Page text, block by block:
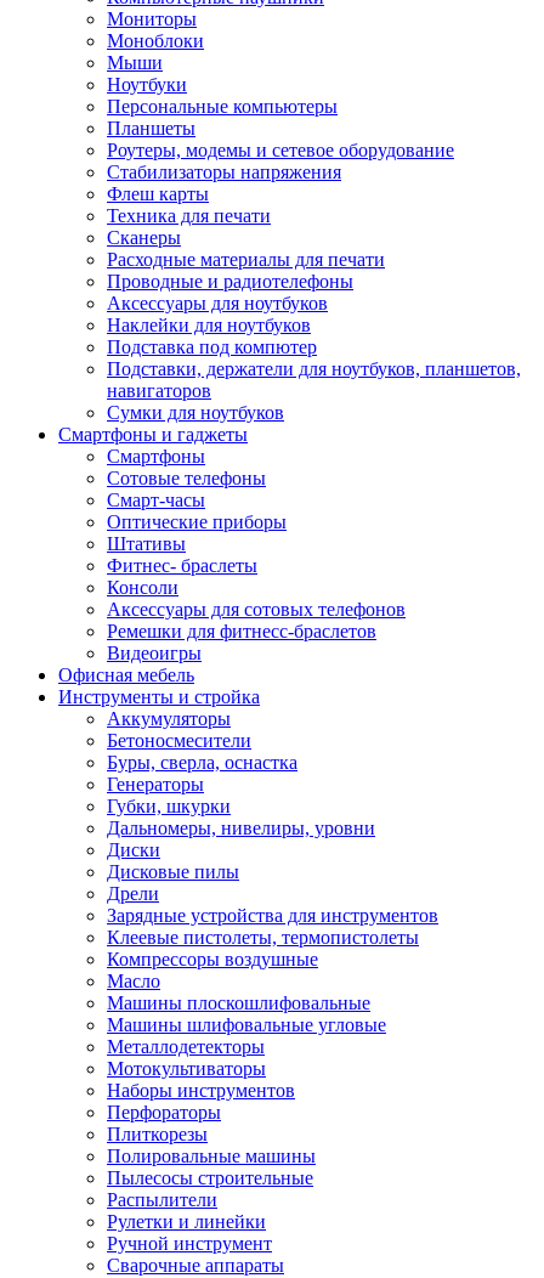
Мониторы
Моноблоки
Мыши
Ноутбуки
Персональные компьютеры
Планшеты
Роутеры, модемы и сетевое оборудование
Стабилизаторы напряжения
Флеш карты
Техника для печати
Сканеры
Расходные материалы для печати
Проводные и радиотелефоны
Аксессуары для ноутбуков
Наклейки для ноутбуков
Подставка под компютер
Подставки, держатели для ноутбуков, планшетов,
навигаторов
Сумки для ноутбуков
Смартфоны и гаджеты
Смартфоны
Сотовые телефоны
Смарт-часы
Оптические приборы
Штативы
Фитнес- браслеты
Консоли
Аксессуары для сотовых телефонов
Ремешки для фитнесс-браслетов
Видеоигры
Офисная мебель
Инструменты и стройка
Аккумуляторы
Бетоносмесители
Буры, сверла, оснастка
Генераторы
Губки, шкурки
Дальномеры, нивелиры, уровни
Диски
Дисковые пилы
Дрели
Зарядные устройства для инструментов
Клеевые пистолеты, термопистолеты
Компрессоры воздушные
Масло
Машины плоскошлифовальные
Машины шлифовальные угловые
Металлодетекторы
Мотокультиваторы
Наборы инструментов
Перфораторы
Плиткорезы
Полировальные машины
Пылесосы строительные
Распылители
Рулетки и линейки
Ручной инструмент
Сварочные аппараты